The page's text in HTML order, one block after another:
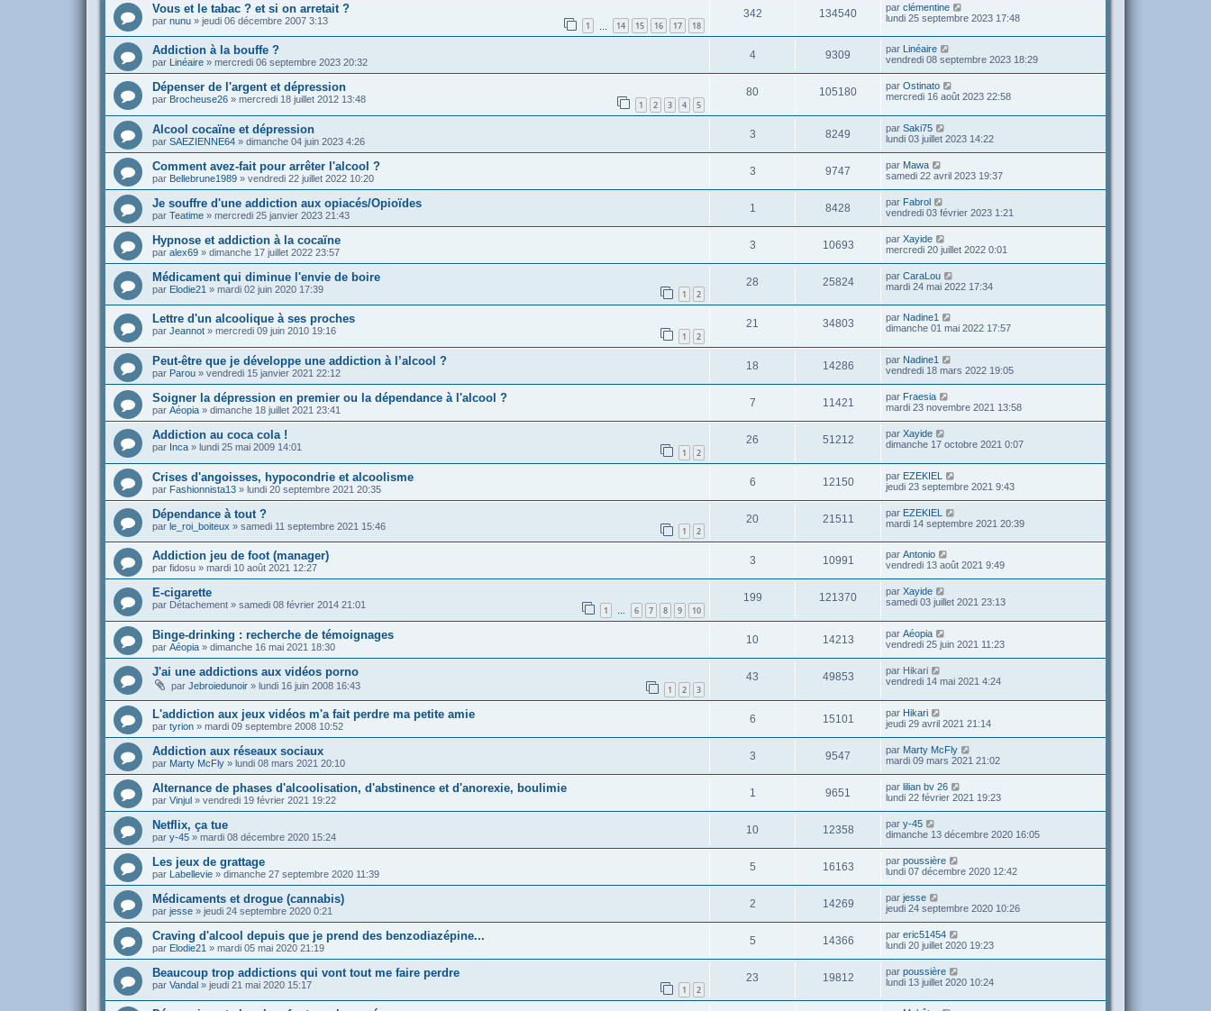
Vous et le tabac ? et si on arretait ?
par nunu » jeudi 06 décembre 2007 3:13 1 14 15 16 17 18
342 134540 par clémentine
lundi 25 septembre 2023 17:48
Addiction à la bouffe ?
par Linéaire » mercredi 06 septembre 2023 20:32
4 9309 par Linéaire
vendredi 08 septembre 2023 18:29
Dépenser de l'argent et dépression
par Brocheuse26 » mercredi 18 juillet 2012 13:48 1 2 3 4 5
80 105180 par Ostinato
mercredi 16 août 2023 22:58
Alcool cocaïne et dépression
par SAEZIENNE64 » dimanche 04 juin 2023 4:26
3 8249 par Saki75
lundi 03 juillet 2023 14:22
Comment avez-fait pour arrêter l'alcool ?
par Bellebrune1989 » vendredi 22 juillet 2022 10:20
3 9747 par Mawa
samedi 22 avril 2023 19:37
Je souffre d'une addiction aux opiacés/Opioïdes
par Teatime » mercredi 25 janvier 2023 21:43
1 8428 par Fabrol
vendredi 03 février 2023 1:21
Hypnose et addiction à la cocaïne
par alex69 » dimanche 17 juillet 2022 23:57
3 10693 par Xayide
mercredi 20 juillet 2022 0:01
Médicament qui diminue l'envie de boire
par Elodie21 » mardi 02 juin 2020 17:39 1 2
28 25824 par CaraLou
mardi 24 mai 2022 17:34
Lettre d'un alcoolique à ses proches
par Jeannot » mercredi 09 juin 2010 19:16 1 2
21 34803 par Nadine1
dimanche 01 mai 2022 17:57
Peut-être que je développe une addiction à l’alcool ?
par Parou » vendredi 15 janvier 2021 22:12
18 14286 par Nadine1
vendredi 18 mars 2022 19:05
Soigner la dépression en premier ou la dépendance à l'alcool ?
par Aéopia » dimanche 18 juillet 2021 23:41
7 11421 par Fraesia
mardi 23 novembre 2021 13:58
Addiction au coca cola !
par Inca » lundi 25 mai 2009 14:01 1 2
26 51212 par Xayide
dimanche 17 octobre 2021 0:07
Crises d'angoisses, hypocondrie et alcoolisme
par Fashionnista13 » lundi 20 septembre 2021 20:35
6 12150 par EZEKIEL
jeudi 23 septembre 2021 9:43
Dépendance à tout ?
par le_roi_boiteux » samedi 11 septembre 2021 15:46 1 2
20 21511 par EZEKIEL
mardi 14 septembre 2021 20:39
Addiction jeu de foot (manager)
par fidosu » mardi 10 août 2021 12:27
3 10991 par Antonio
vendredi 13 août 2021 9:49
E-cigarette
par Détachement » samedi 08 février 2014 21:01 1 … 6 7 8 9 10
199 121370 par Xayide
samedi 03 juillet 2021 23:13
Binge-drinking : recherche de témoignages
par Aéopia » dimanche 16 mai 2021 18:30
10 14213 par Aéopia
vendredi 25 juin 2021 11:23
J'ai une addictions aux vidéos porno
par Jebroiedunoir » lundi 16 juin 2008 16:43 1 2 3
43 49853 par Hikari
vendredi 14 mai 2021 4:24
L'addiction aux jeux vidéos m'a fait perdre ma petite amie
par tyrion » mardi 09 septembre 2008 10:52
6 15101 par Hikari
jeudi 29 avril 2021 21:14
Addiction aux réseaux sociaux
par Marty McFly » lundi 08 mars 2021 20:10
3 9547 par Marty McFly
mardi 09 mars 2021 21:02
Alternance de phases d'alcoolisation, d'abstinence et d'anorexie, boulimie
par Vinjul » vendredi 19 février 2021 19:22
1 9651 par lilian bv 26
lundi 22 février 2021 19:23
Netflix, ça tue
par y-45 » mardi 08 décembre 2020 15:24
10 12358 par y-45
dimanche 13 décembre 2020 16:05
Les jeux de grattage
par Labellevie » dimanche 27 septembre 2020 11:39
5 16163 par poussière
lundi 07 décembre 2020 12:42
Médicaments et drogue (cannabis)
par jesse » jeudi 24 septembre 2020 0:21
2 14269 par jesse
jeudi 24 septembre 2020 10:26
Craving d'alcool depuis que je prend des benzodiazépine...
par Elodie21 » mardi 05 mai 2020 21:19
5 14366 par eric51454
lundi 20 juillet 2020 19:23
Beaucoup trop addictions qui vont tout me faire perdre
par Vandal » jeudi 21 mai 2020 15:17 1 2
23 19812 par poussière
lundi 13 juillet 2020 10:24